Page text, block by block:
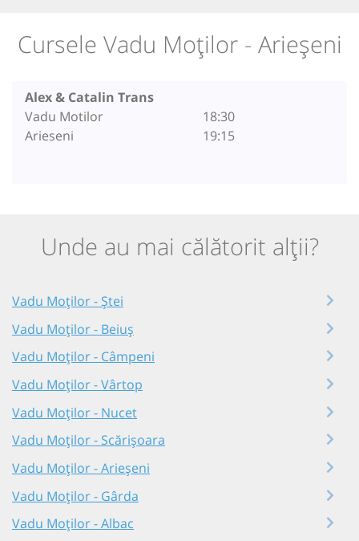
Cursele Vadu Moților - Arieșeni
Alex & Catalin Trans
Vadu Motilor
Arieseni
18:30
19:15
Unde au mai călătorit alții?
Vadu Moților - Ștei
Vadu Moților - Beiuș
Vadu Moților - Câmpeni
Vadu Moților - Vârtop
Vadu Moților - Nucet
Vadu Moților - Scărișoara
Vadu Moților - Arieșeni
Vadu Moților - Gârda
Vadu Moților - Albac